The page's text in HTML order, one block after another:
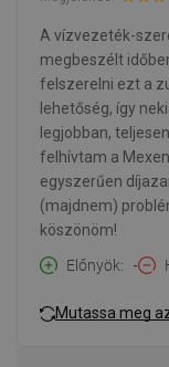
A vízvezeték-
megbeszélt
felszerelni ezt a
lehetőség, így
legjobban,
felhívtam a
egyszerűen
(majdnem)
köszönöm!
Előnyök
-
Mutassa meg